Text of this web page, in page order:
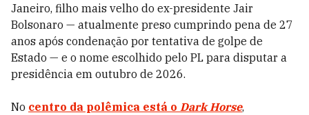
Janeiro, filho mais velho do ex-presidente Jair
Bolsonaro — atualmente preso cumprindo pena de 27
anos após condenação por tentativa de golpe de
Estado — e o nome escolhido pelo PL para disputar a
presidência em outubro de 2026.
No centro da polêmica está o Dark Horse,